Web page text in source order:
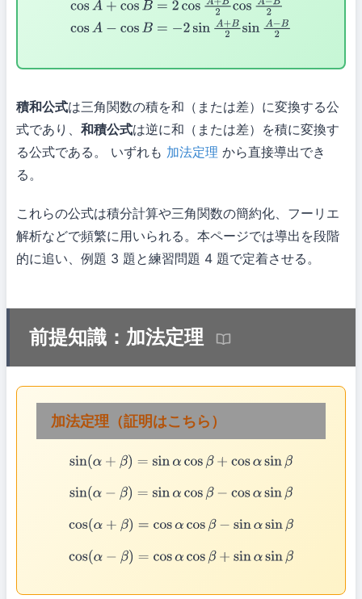
積和公式は三角関数の積を和（または差）に変換する公
式であり、 和積公式は逆に和（または差）を積に変換す
る公式である。 いずれも 加法定理 から直接導出でき
る。
これらの公式は積分計算や三角関数の簡約化、フーリエ
解析などで頻繁に用いられる。本ページでは導出を段階
的に追い、例題 3 題と練習問題 4 題で定着させる。
前提知識：加法定理
加法定理（証明はこちら）
sin (α+ β)=sinαcosβ +cos αsinβ
sin (α− β)=sinαcosβ −cos αsinβ
cos (α+ β)=cosαcosβ− sin αsinβ
cos (α− β)=cosαcosβ+ sin αsinβ